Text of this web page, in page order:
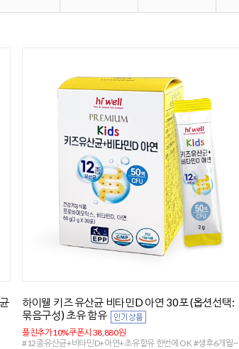
[간건강/ 4개월분] 하이웰 실리마린 밀크씨슬 60캡슐
2통
아침에 일어나는게 힘드시다면!
소비기한 2027.01.01까지